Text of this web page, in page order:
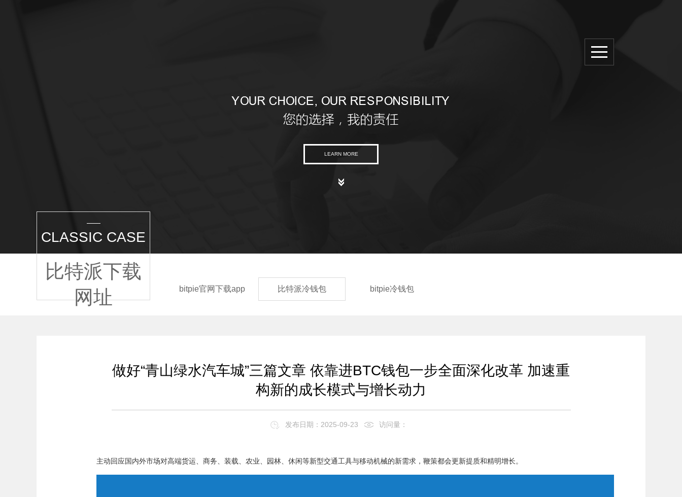
LEARN MORE
CLASSIC CASE
比特派下载
网址
bitpie官网下载app 比特派冷钱包 bitpie冷钱包
做好“青山绿水汽车城”三篇文章 依靠进BTC钱包一步全面深化改革 加速重
构新的成长模式与增长动力
发布日期：2025-09-23 访问量：
主动回应国内外市场对高端货运、商务、装载、农业、园林、休闲等新型交通工具与移动机械的新需求，鞭策都会更新提质和精明增长。